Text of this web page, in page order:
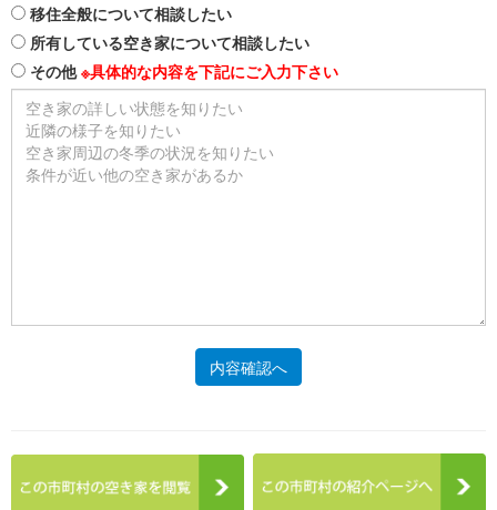
移住全般について相談したい
所有している空き家について相談したい
その他※具体的な内容を下記にご入力下さい
内容確認へ